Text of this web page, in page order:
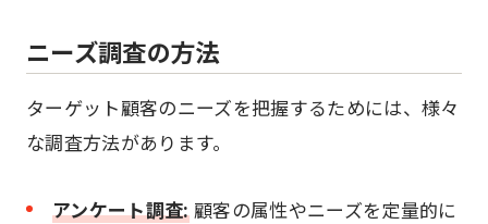
ニーズ調査の方法
ターゲット顧客のニーズを把握するためには、様々
な調査方法があります。
アンケート調査:顧客の属性やニーズを定量的に